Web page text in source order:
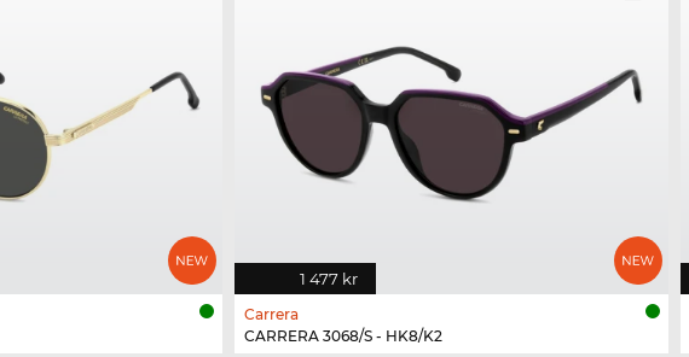
1 477 kr
Carrera
CARRERA 3068/S - HK8/K2